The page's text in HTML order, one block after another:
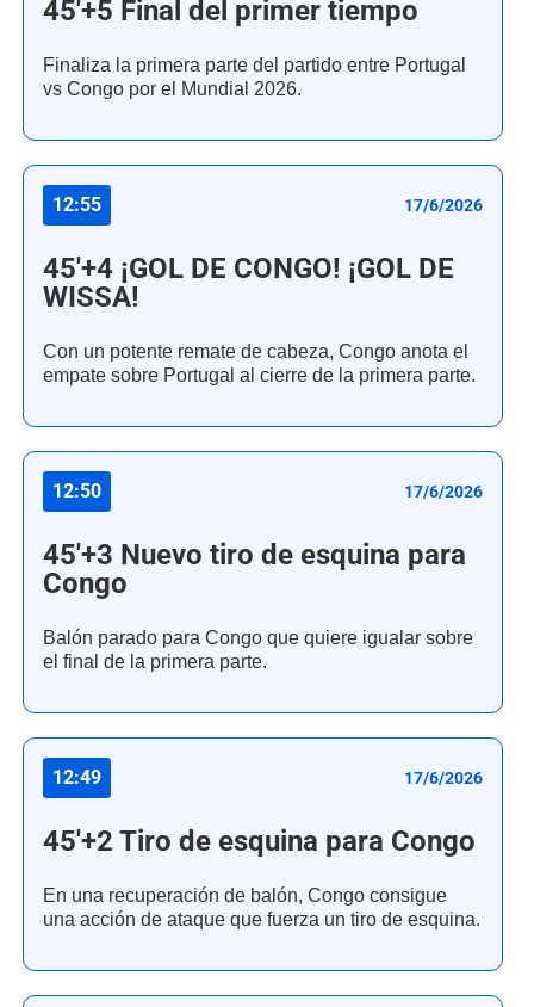
45'+5 Final del primer tiempo
Finaliza la primera parte del partido entre Portugal
vs Congo por el Mundial 2026.
12:55 17/6/2026
45'+4 ¡GOL DE CONGO! ¡GOL DE
WISSA!
Con un potente remate de cabeza, Congo anota el
empate sobre Portugal al cierre de la primera parte.
12:50 17/6/2026
45'+3 Nuevo tiro de esquina para
Congo
Balón parado para Congo que quiere igualar sobre
el final de la primera parte.
12:49 17/6/2026
45'+2 Tiro de esquina para Congo
En una recuperación de balón, Congo consigue
una acción de ataque que fuerza un tiro de esquina.